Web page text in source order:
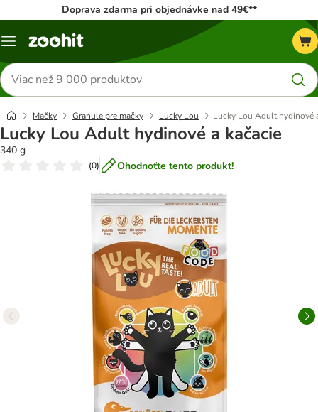
Doprava zdarma pri objednávke nad 49€**
Kategórie
Hľadať
produkty
Mačky Granule pre mačky Lucky Lou Lucky Lou Adult hydinové
Lucky Lou Adult hydinové a kačacie
340 g
(0) Ohodnoťte tento produkt!